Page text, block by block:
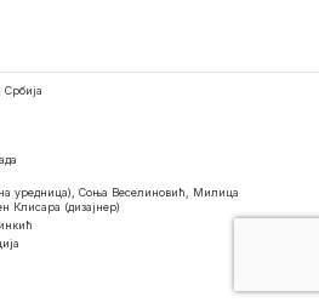
уредница), Соња Веселиновић, Милица
Клисара (дизајнер)